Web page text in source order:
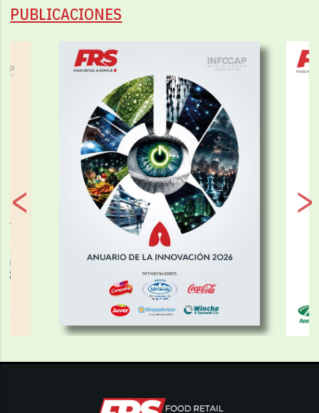
PUBLICACIONES